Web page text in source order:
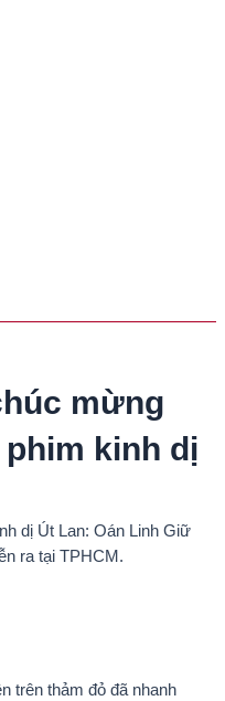
mừng
kinh dị
dị Út Lan: Oán Linh Giữ
ra tại TPHCM.
trên thảm đỏ đã nhanh